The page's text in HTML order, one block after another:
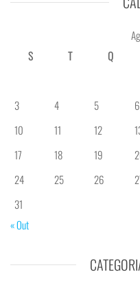
S
T Q
3
4 5 6
10
11 12
17
18 19
24
25 26
31
« Out